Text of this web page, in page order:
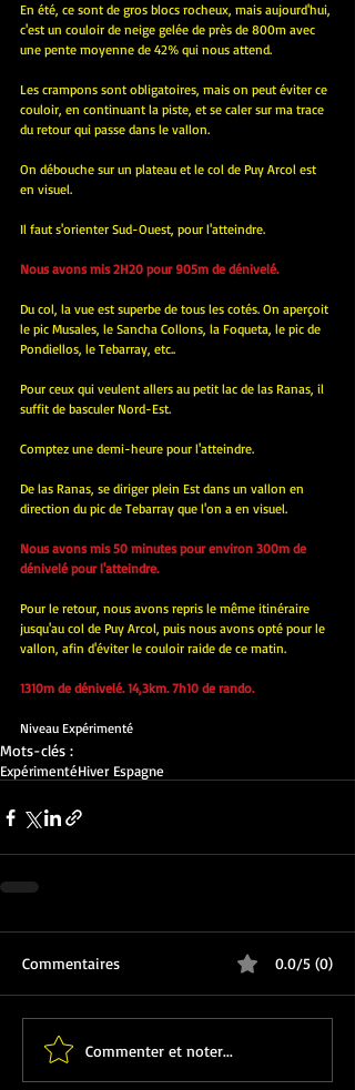
En été, ce sont de gros blocs rocheux, mais aujourd'hui,
c'est un couloir de neige gelée de près de 800m avec
une pente moyenne de 42% qui nous attend.
Les crampons sont obligatoires, mais on peut éviter ce
couloir, en continuant la piste, et se caler sur ma trace
du retour qui passe dans le vallon.
On débouche sur un plateau et le col de Puy Arcol est
en visuel.
Il faut s'orienter Sud-Ouest, pour l'atteindre.
Nous avons mis 2H20 pour 905m de dénivelé.
Du col, la vue est superbe de tous les cotés. On aperçoit
le pic Musales, le Sancha Collons, la Foqueta, le pic de
Pondiellos, le Tebarray, etc..
Pour ceux qui veulent allers au petit lac de las Ranas, il
suffit de basculer Nord-Est.
Comptez une demi-heure pour l'atteindre.
De las Ranas, se diriger plein Est dans un vallon en
direction du pic de Tebarray que l'on a en visuel.
Nous avons mis 50 minutes pour environ 300m de
dénivelé pour l'atteindre.
Pour le retour, nous avons repris le même itinéraire
jusqu'au col de Puy Arcol, puis nous avons opté pour le
vallon, afin d'éviter le couloir raide de ce matin.
1310m de dénivelé. 14,3km. 7h10 de rando.
Niveau Expérimenté
Mots-clés :
ExpérimentéHiver Espagne
Commentaires 0.0/5 (0)
Commenter et noter...